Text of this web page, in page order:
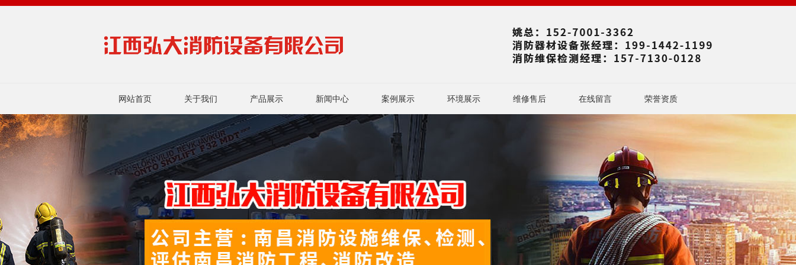
网站首页 关于我们 产品展示 新闻中心 案例展示 环境展示 维修售后 在线留言 荣誉资质